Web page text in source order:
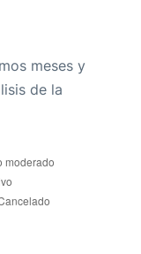
meses y
de la